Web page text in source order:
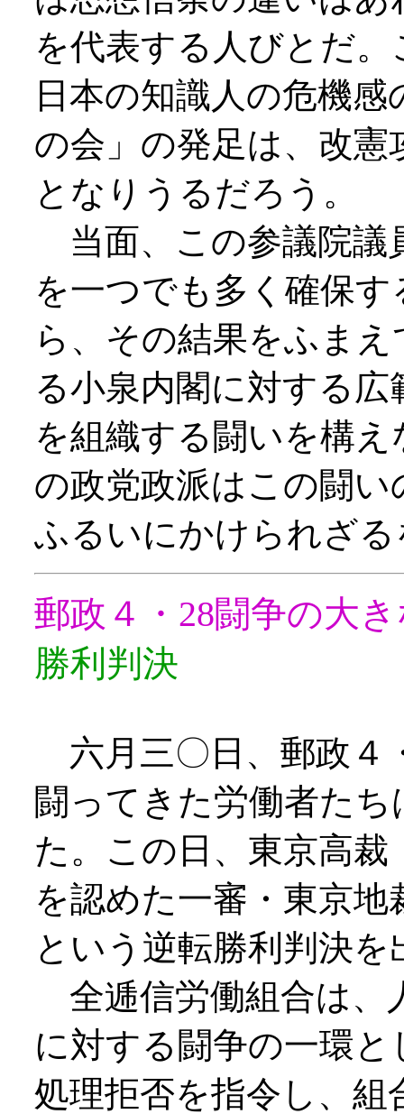
を代表する人びとだ
日本の知識人の危機
の会」の発足は、改
となりうるだろう。
当面、この参議院議
を一つでも多く確保
ら、その結果をふま
る小泉内閣に対する
を組織する闘いを構
の政党政派はこの闘
ふるいにかけられざ
郵政４・28闘争の
勝利判決
六月三〇日、郵政４
闘ってきた労働者た
た。この日、東京高
を認めた一審・東京
という逆転勝利判決を
全逓信労働組合は、
に対する闘争の一環
処理拒否を指令し、組